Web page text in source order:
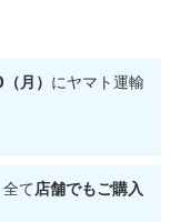
月） にヤマト運輸
て店舗でもご購入